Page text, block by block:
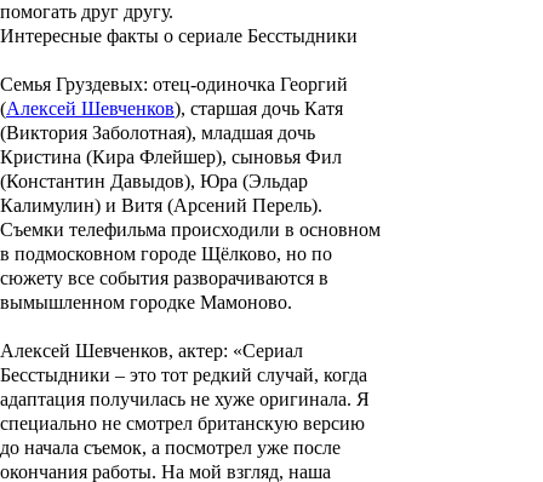
помогать друг другу.
Интересные факты о сериале Бесстыдники
Семья Груздевых: отец-одиночка Георгий
(Алексей Шевченков), старшая дочь Катя
(Виктория Заболотная), младшая дочь
Кристина (Кира Флейшер), сыновья Фил
(Константин Давыдов), Юра (Эльдар
Калимулин) и Витя (Арсений Перель).
Съемки телефильма происходили в основном
в подмосковном городе Щёлково, но по
сюжету все события разворачиваются в
вымышленном городке Мамоново.
Алексей Шевченков, актер: «Сериал
Бесстыдники – это тот редкий случай, когда
адаптация получилась не хуже оригинала. Я
специально не смотрел британскую версию
до начала съемок, а посмотрел уже после
окончания работы. На мой взгляд, наша